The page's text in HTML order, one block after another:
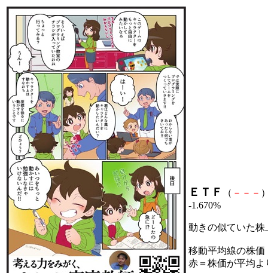
ＥＴＦ （ － － －
-1.670%
動きの似ていた
移動平均線の株価
赤＝株価が平均